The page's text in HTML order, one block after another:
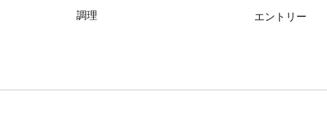
調理
エントリー